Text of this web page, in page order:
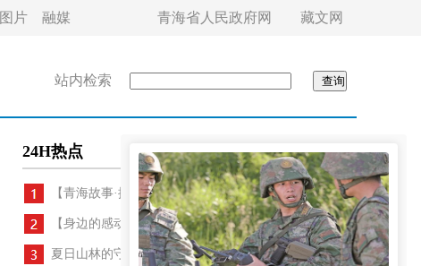
图片 融媒 青海省人民政府网 藏文网
站内检索
24H热点
【青海故事·探班三百六十行】快门内外 皆是人生
【身边的感动】生命最后一刻，他依然保持着救人的...
夏日山林的守望者